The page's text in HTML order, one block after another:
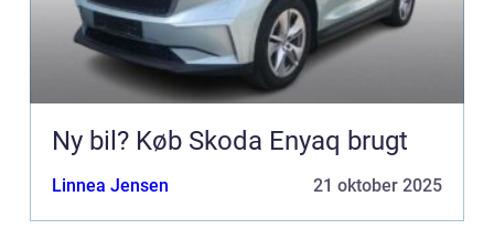
Ny bil? Køb Skoda Enyaq brugt
Linnea Jensen 21 oktober 2025